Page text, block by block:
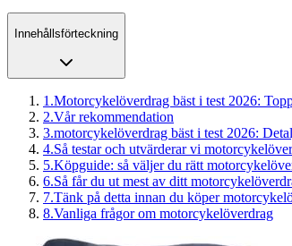
Innehållsförteckning
1 .Motorcykelöverdrag bäst i test 2026:
2.Vår rekommendation
3.motorcykelöverdrag bäst i test 2026:
4.Så testar och utvärderar vi
5.Köpguide: så väljer du rätt
6.Så får du ut mest av ditt
7.Tänk på detta innan du köper
8.Vanliga frågor om motorcykelöverdrag